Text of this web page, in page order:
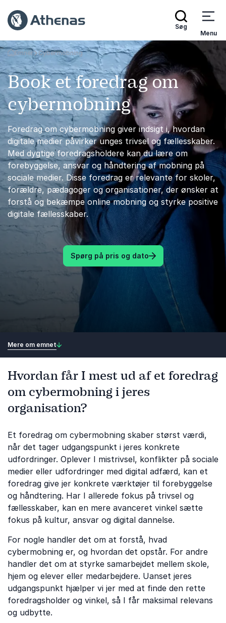
Søg
Menu
Tilbage til forsiden
Emner Cybermobning
Book et foredrag om
cybermobning
Foredrag om cybermobning giver indsigt i, hvordan
digitale medier påvirker unges trivsel og fællesskaber.
Med dygtige foredragsholdere kan du lære om
forebyggelse, ansvar og håndtering af mobning på
sociale medier. Disse foredrag er relevante for skoler,
forældre, pædagoger og organisationer, der ønsker at
forstå og bekæmpe online mobning og styrke positive
digitale fællesskaber.
Spørg på pris og dato
Mere om emnet
Hvordan får I mest ud af et foredrag
om cybermobning i jeres
organisation?
Et foredrag om cybermobning skaber størst værdi,
når det tager udgangspunkt i jeres konkrete
udfordringer. Oplever I mistrivsel, konflikter på sociale
medier eller udfordringer med digital adfærd, kan et
foredrag give jer konkrete værktøjer til forebyggelse
og håndtering. Har I allerede fokus på trivsel og
fællesskaber, kan en mere avanceret vinkel sætte
fokus på kultur, ansvar og digital dannelse.
For nogle handler det om at forstå, hvad
cybermobning er, og hvordan det opstår. For andre
handler det om at styrke samarbejdet mellem skole,
hjem og elever eller medarbejdere. Uanset jeres
udgangspunkt hjælper vi jer med at finde den rette
foredragsholder og vinkel, så I får maksimal relevans
og udbytte.